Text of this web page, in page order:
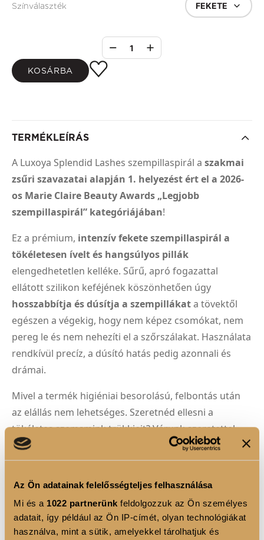
Az Ön adatainak felelősségteljes felhasználása
Mi és a 1022 partnerünk feldolgozzuk az Ön személyes
adatait, így például az Ön IP-címét, olyan technológiákat
használva, mint a sütik, amelyekkel tárolhatjuk és
Színválaszték FEKETE
1
KOSÁRBA
TERMÉKLEÍRÁS
A Luxoya Splendid Lashes szempillaspirál a szakmai
zsűri szavazatai alapján 1. helyezést ért el a 2026-
os Marie Claire Beauty Awards „Legjobb
szempillaspirál” kategóriájában!
Ez a prémium, intenzív fekete szempillaspirál a
tökéletesen ívelt és hangsúlyos pillák
elengedhetetlen kelléke. Sűrű, apró fogazattal
ellátott szilikon keféjének köszönhetően úgy
hosszabbítja és dúsítja a szempillákata tövektől
egészen a végekig, hogy nem képez csomókat, nem
pereg le és nem nehezíti el a szőrszálakat. Használata
rendkívül precíz, a dúsító hatás pedig azonnali és
drámai.
Mivel a termék higiéniai besorolású, felbontás után
az elállás nem lehetséges. Szeretnéd ellesni a
tökéletes szemsmink trükkjeit? Várunk szeretettel
Önsminkelő Workshopjainkon vagy
márkaüzleteinkben (Westend, Árkád, Szervita tér),
ahol profi sminkeseink segítenek a technikák